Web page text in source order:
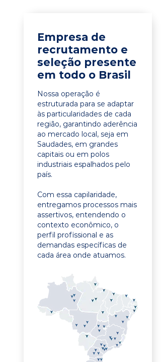
Empresa de
recrutamento e
seleção presente
em todo o Brasil
Nossa operação é
estruturada para se adaptar
às particularidades de cada
região, garantindo aderência
ao mercado local, seja em
Saudades, em grandes
capitais ou em polos
industriais espalhados pelo
país.
Com essa capilaridade,
entregamos processos mais
assertivos, entendendo o
contexto econômico, o
perfil profissional e as
demandas específicas de
cada área onde atuamos.